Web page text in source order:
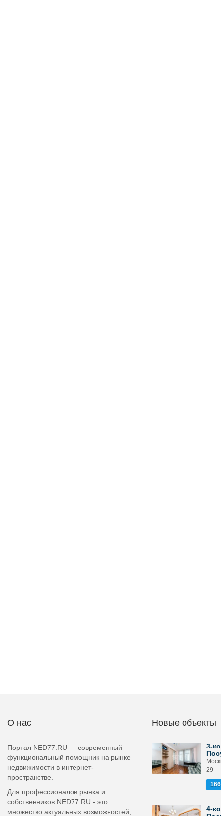
О нас
Портал NED77.RU — современный
функциональный помощник на рынке
недвижимости в интернет-
пространстве.
Для профессионалов рынка и
собственников NED77.RU - это
множество актуальных возможностей,
Новые объекты
3-
29
4-